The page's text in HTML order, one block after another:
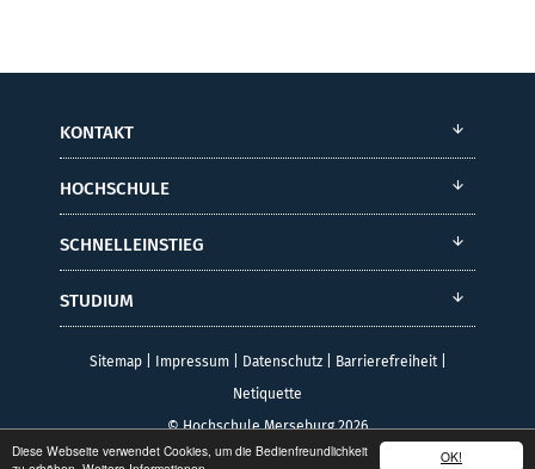
OK!
Diese Webseite verwendet Cookies, um die Bedienfreundlichkeit
KONTAKT
HOCHSCHULE
SCHNELLEINSTIEG
STUDIUM
Sitemap| Impressum| Datenschutz| Barrierefreiheit|
Netiquette
© Hochschule Merseburg 2026